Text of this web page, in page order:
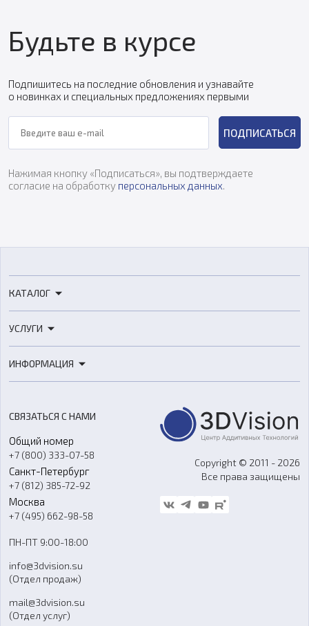
Будьте в курсе
Подпишитесь на последние обновления и узнавайте
о новинках и специальных предложениях первыми
ПОДПИСАТЬСЯ
Нажимая кнопку «Подписаться», вы подтверждаете
согласие на обработку персональных данных.
КАТАЛОГ
3D-сканеры
Расходные материалы
Оборудование и материалы для вакуумного литья
Аксессуары и прочее оборудование
Программное обеспечение
УСЛУГИ
3D-моделирование
Ремонт и услуги
ИНФОРМАЦИЯ
О компании
Контакты
Гос. закупки
Стать дилером
Блог
FAQ
СВЯЗАТЬСЯ С НАМИ
Общий номер
+7 (800) 333-07-58
Санкт-Петербург
+7 (812) 385-72-92
Москва
+7 (495) 662-98-58
ПН-ПТ 9:00-18:00
info@3dvision.su
(Отдел продаж)
mail@3dvision.su
(Отдел услуг)
Copyright © 2011 - 2026
Все права защищены